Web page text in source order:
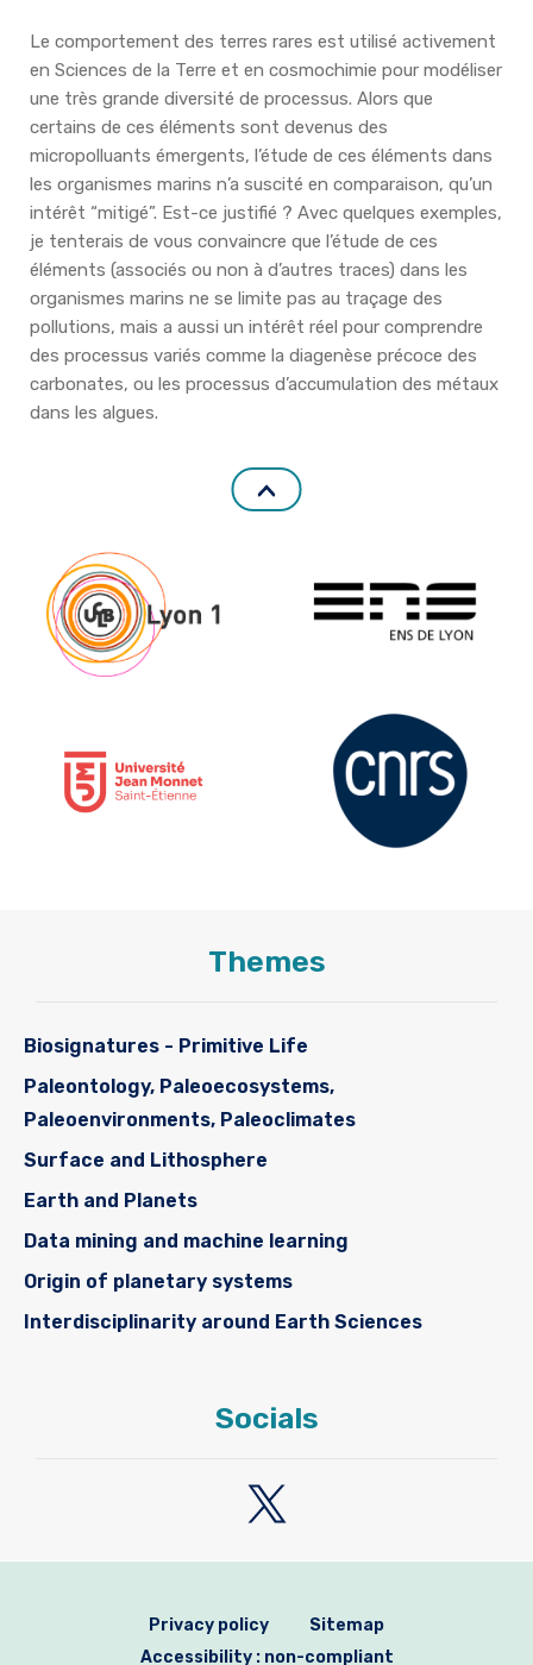
Le comportement des terres rares est utilisé activement
en Sciences de la Terre et en cosmochimie pour modéliser
une très grande diversité de processus. Alors que
certains de ces éléments sont devenus des
micropolluants émergents, l’étude de ces éléments dans
les organismes marins n’a suscité en comparaison, qu’un
intérêt “mitigé”. Est-ce justifié ? Avec quelques exemples,
je tenterais de vous convaincre que l’étude de ces
éléments (associés ou non à d’autres traces) dans les
organismes marins ne se limite pas au traçage des
pollutions, mais a aussi un intérêt réel pour comprendre
des processus variés comme la diagenèse précoce des
carbonates, ou les processus d’accumulation des métaux
dans les algues.
Themes
Biosignatures - Primitive Life
Paleontology, Paleoecosystems,
Paleoenvironments, Paleoclimates
Surface and Lithosphere
Earth and Planets
Data mining and machine learning
Origin of planetary systems
Interdisciplinarity around Earth Sciences
Socials
Privacy policy
Sitemap
Accessibility : non-compliant